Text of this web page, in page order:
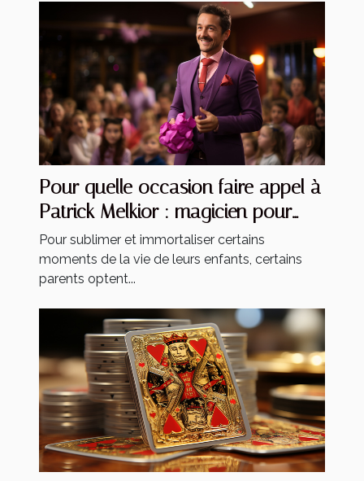
Pour quelle occasion faire appel à
Patrick Melkior : magicien pour
enfants ?
Pour sublimer et immortaliser certains
moments de la vie de leurs enfants, certains
parents optent...